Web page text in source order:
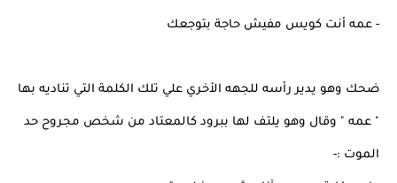
- عمه أنت كويس مفيش حاجة بتوجعك
ضحك وهو يدير رأسه للجهه الأخري علي تلك الكلمة التي تناديه بها
" عمه " وقال وهو يلتف لها ببرود كالمعتاد من شخص مجروح حد
الموت :-